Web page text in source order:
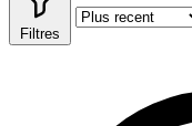
Filtres